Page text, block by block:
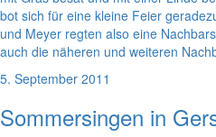
bot sich für eine kleine Feier
und Meyer regten also eine
auch die näheren und weiteren
5. September 2011
Sommersingen in